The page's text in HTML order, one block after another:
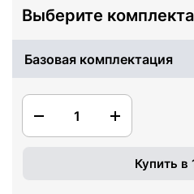
Выберите
Базовая комплектация
1
Купить в